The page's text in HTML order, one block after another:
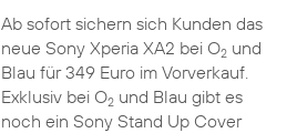
Ab sofort sichern sich Kunden das
neue Sony Xperia XA2 bei O2und
Blau für 349 Euro im Vorverkauf.
Exklusiv bei O2und Blau gibt es
noch ein Sony Stand Up Cover